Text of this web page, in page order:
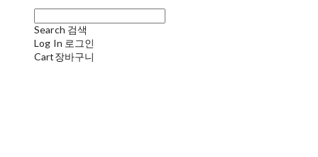
Search 검색
Log In 로그인
Cart장바구니